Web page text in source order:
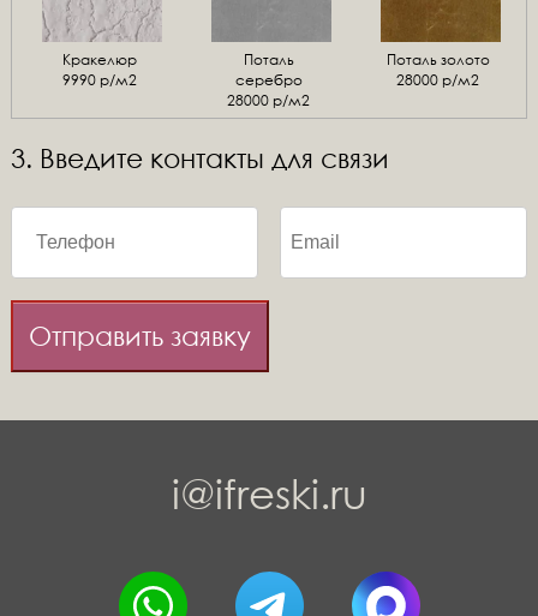
Кракелюр
9990 р/м2
Поталь
серебро
28000 р/м2
Поталь золото
28000 р/м2
3. Введите контакты для связи
Отправить заявку
i@ifreski.ru